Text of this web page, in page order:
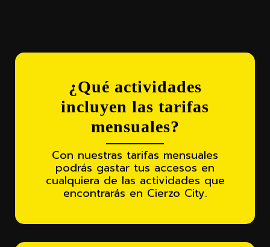
¿Qué actividades
incluyen las tarifas
mensuales?
Con nuestras tarifas mensuales
podrás gastar tus accesos en
cualquiera de las actividades que
encontrarás en Cierzo City.